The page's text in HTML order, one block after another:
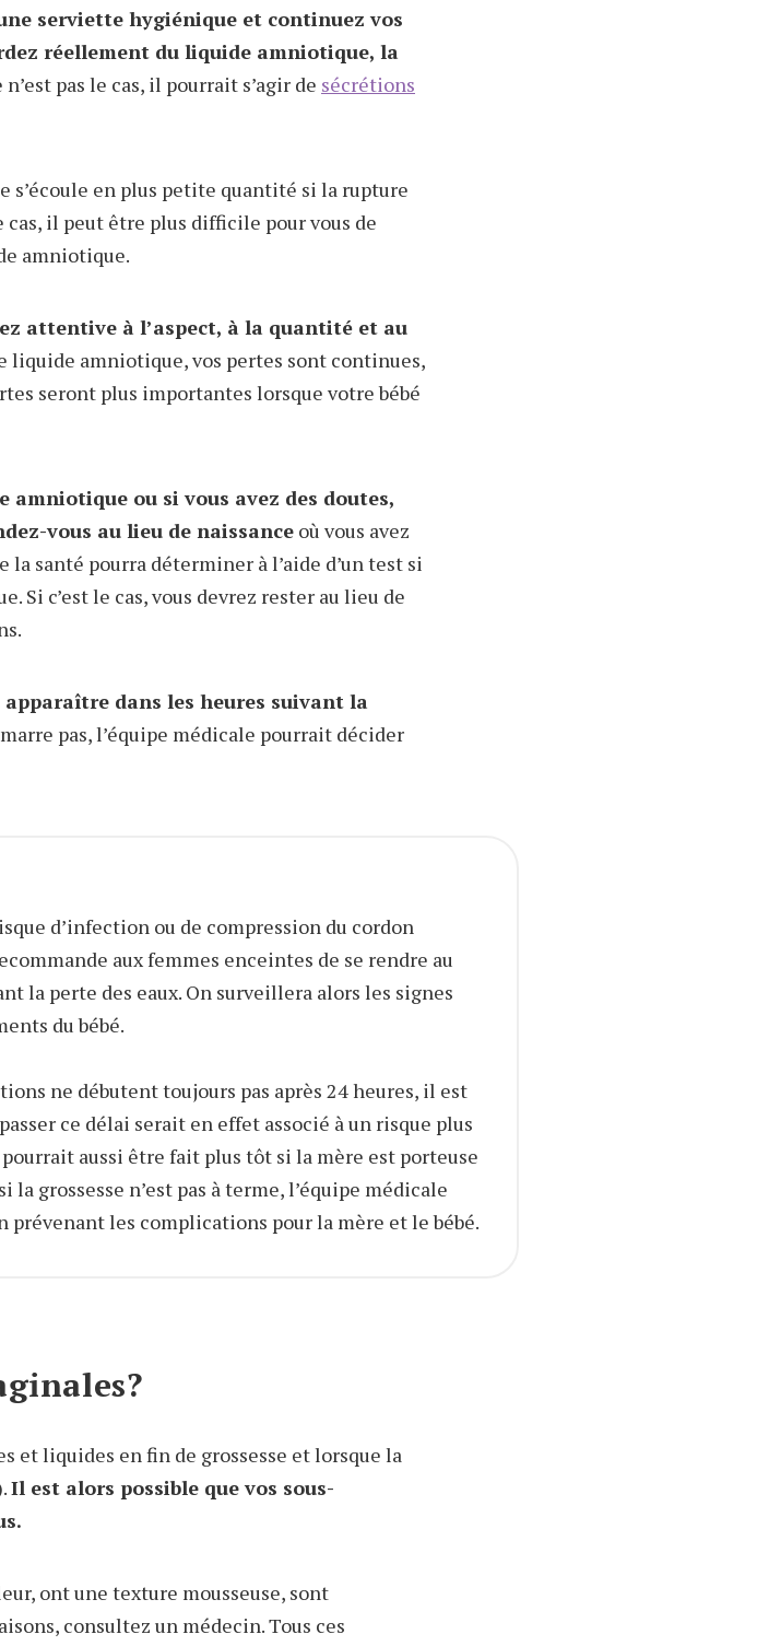
serviette hygiénique et continuez vos
réellement du liquide amniotique, la
n’est pas le cas, il pourrait s’agir de sécrétions
en plus petite quantité si la rupture
cas, il peut être plus difficile pour vous de
amniotique.
attentive à l’aspect, à la quantité et au
liquide amniotique, vos pertes sont continues,
seront plus importantes lorsque votre bébé
amniotique ou si vous avez des doutes,
vous au lieu de naissance où vous avez
santé pourra déterminer à l’aide d’un test si
c’est le cas, vous devrez rester au lieu de
dans les heures suivant la
pas, l’équipe médicale pourrait décider
d’infection ou de compression du cordon
aux femmes enceintes de se rendre au
la perte des eaux. On surveillera alors les signes
du bébé.
ne débutent toujours pas après 24 heures, il est
ce délai serait en effet associé à un risque plus
aussi être fait plus tôt si la mère est porteuse
grossesse n’est pas à terme, l’équipe médicale
prévenant les complications pour la mère et le bébé.
et liquides en fin de grossesse et lorsque la
Il est alors possible que vos sous-
ont une texture mousseuse, sont
consultez un médecin. Tous ces